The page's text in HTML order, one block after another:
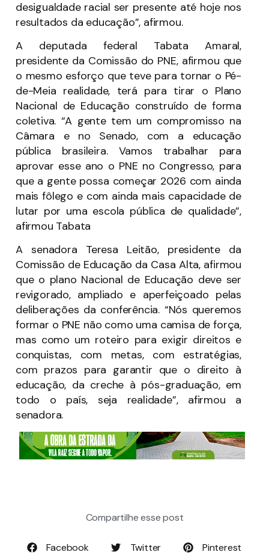
desigualdade racial ser presente até hoje nos
resultados da educação”, afirmou.
A deputada federal Tabata Amaral,
presidente da Comissão do PNE, afirmou que
o mesmo esforço que teve para tornar o Pé-
de-Meia realidade, terá para tirar o Plano
Nacional de Educação construído de forma
coletiva. “A gente tem um compromisso na
Câmara e no Senado, com a educação
pública brasileira. Vamos trabalhar para
aprovar esse ano o PNE no Congresso, para
que a gente possa começar 2026 com ainda
mais fôlego e com ainda mais capacidade de
lutar por uma escola pública de qualidade”,
afirmou Tabata
A senadora Teresa Leitão, presidente da
Comissão de Educação da Casa Alta, afirmou
que o plano Nacional de Educação deve ser
revigorado, ampliado e aperfeiçoado pelas
deliberações da conferência. “Nós queremos
formar o PNE não como uma camisa de força,
mas como um roteiro para exigir direitos e
conquistas, com metas, com estratégias,
com prazos para garantir que o direito à
educação, da creche à pós-graduação, em
todo o país, seja realidade”, afirmou a
senadora.
Compartilhe esse post
Facebook Twitter
Pinterest